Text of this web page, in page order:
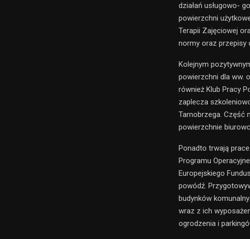
działań usługowo-
powierzchni
Terapii Zajęciowej
normy oraz przepisy
Kolejnym
powierzchni dla ww.
również Klub Pracy
zaplecza
Tarnobrzega. Część
powierzchnie
Ponadto trwają
Programu
Europejskiego
powódź.
budynków
wraz z ich
ogrodzenia i